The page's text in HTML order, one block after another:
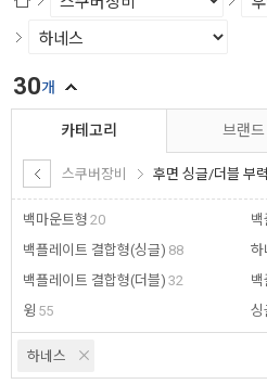
카테고리
스쿠버장비 후면 싱글/더블 부
백마운트형 20
백플레이트 결합형(싱글) 88
백플레이트 결합형(더블) 32
윙 55
백
하
싱
브랜드
하네스
30개